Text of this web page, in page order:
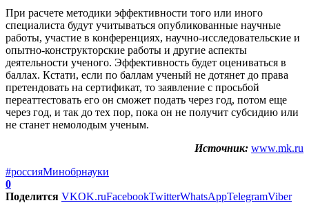
При расчете методики эффективности того или иного
специалиста будут учитываться опубликованные научные
работы, участие в конференциях, научно-исследовательские и
опытно-конструкторские работы и другие аспекты
деятельности ученого. Эффективность будет оцениваться в
баллах. Кстати, если по баллам ученый не дотянет до права
претендовать на сертификат, то заявление с просьбой
переаттестовать его он сможет подать через год, потом еще
через год, и так до тех пор, пока он не получит субсидию или
не станет немолодым ученым.
Источник: www.mk.ru
#россияМинобрнауки
0
Поделится VKOK.ruFacebookTwitterWhatsAppTelegramViber